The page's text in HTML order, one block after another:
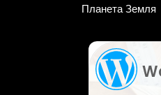
Планета Земля